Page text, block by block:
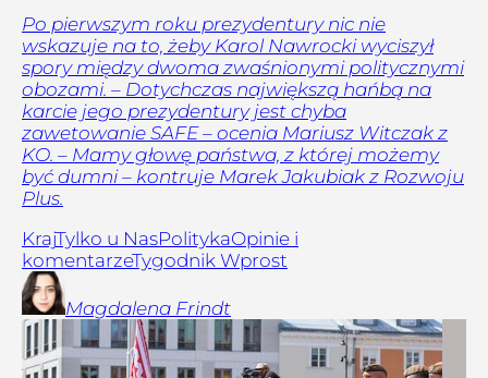
Po pierwszym roku prezydentury nic nie
wskazuje na to, żeby Karol Nawrocki wyciszył
spory między dwoma zwaśnionymi politycznymi
obozami. – Dotychczas największą hańbą na
karcie jego prezydentury jest chyba
zawetowanie SAFE – ocenia Mariusz Witczak z
KO. – Mamy głowę państwa, z której możemy
być dumni – kontruje Marek Jakubiak z Rozwoju
Plus.
KrajTylko u NasPolitykaOpinie i
komentarzeTygodnik Wprost
Magdalena Frindt